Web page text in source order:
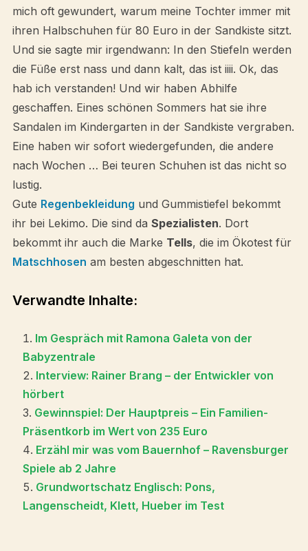
mich oft gewundert, warum meine Tochter immer mit
ihren Halbschuhen für 80 Euro in der Sandkiste sitzt.
Und sie sagte mir irgendwann: In den Stiefeln werden
die Füße erst nass und dann kalt, das ist iiii. Ok, das
hab ich verstanden! Und wir haben Abhilfe
geschaffen. Eines schönen Sommers hat sie ihre
Sandalen im Kindergarten in der Sandkiste vergraben.
Eine haben wir sofort wiedergefunden, die andere
nach Wochen … Bei teuren Schuhen ist das nicht so
lustig.
Gute Regenbekleidung und Gummistiefel bekommt
ihr bei Lekimo. Die sind da Spezialisten. Dort
bekommt ihr auch die Marke Tells, die im Ökotest für
Matschhosen am besten abgeschnitten hat.
Verwandte Inhalte:
Im Gespräch mit Ramona Galeta von der
Babyzentrale
Interview: Rainer Brang – der Entwickler von
hörbert
Gewinnspiel: Der Hauptpreis – Ein Familien-
Präsentkorb im Wert von 235 Euro
Erzähl mir was vom Bauernhof – Ravensburger
Spiele ab 2 Jahre
Grundwortschatz Englisch: Pons,
Langenscheidt, Klett, Hueber im Test